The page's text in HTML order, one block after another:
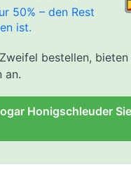
50% – den Rest
ist.
bestellen,
an.
Honigschleuder Sie